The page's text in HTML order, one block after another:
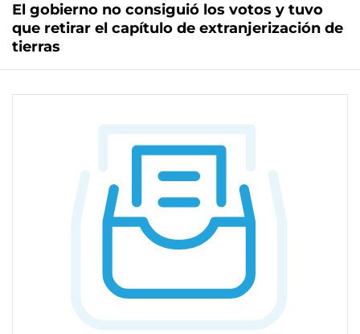
El gobierno no consiguió los votos y tuvo
que retirar el capítulo de extranjerización de
tierras